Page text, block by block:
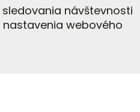
sledovania návštevnosti
webového